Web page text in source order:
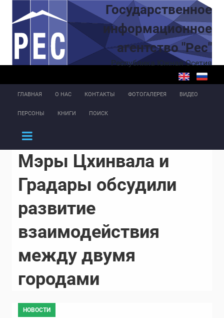
Перейти к основному содержаниюГосударственное
информационное
агентство "Рес"
Республика Южная Осетия
ГЛАВНАЯ О НАС КОНТАКТЫ ФОТОГАЛЕРЕЯ ВИДЕО
ПЕРСОНЫ КНИГИ ПОИСК
Мэры Цхинвала и
Градары обсудили
развитие
взаимодействия
между двумя
городами
НОВОСТИ